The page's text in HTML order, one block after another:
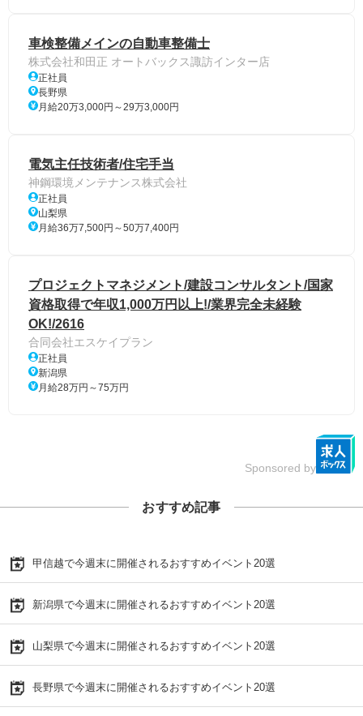
車検整備メインの自動車整備士
株式会社和田正 オートバックス諏訪インター店
正社員
長野県
月給20万3,000円～29万3,000円
電気主任技術者/住宅手当
神鋼環境メンテナンス株式会社
正社員
山梨県
月給36万7,500円～50万7,400円
プロジェクトマネジメント/建設コンサルタント/国家
資格取得で年収1,000万円以上!/業界完全未経験
OK!/2616
合同会社エスケイプラン
正社員
新潟県
月給28万円～75万円
Sponsored by
おすすめ記事
甲信越で今週末に開催されるおすすめイベント20選
新潟県で今週末に開催されるおすすめイベント20選
山梨県で今週末に開催されるおすすめイベント20選
長野県で今週末に開催されるおすすめイベント20選